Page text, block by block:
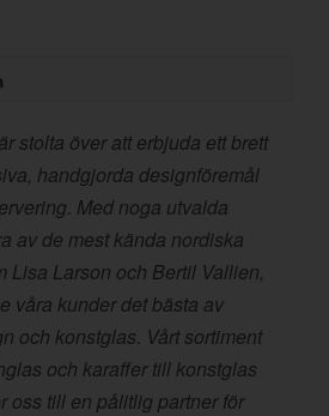
stolta över att erbjuda ett brett
handgjorda designföremål
Med noga utvalda
av de mest kända nordiska
Lisa Larson och Bertil Vallien,
våra kunder det bästa av
och konstglas. Vårt sortiment
och karaffer till konstglas
oss till en pålitlig partner för